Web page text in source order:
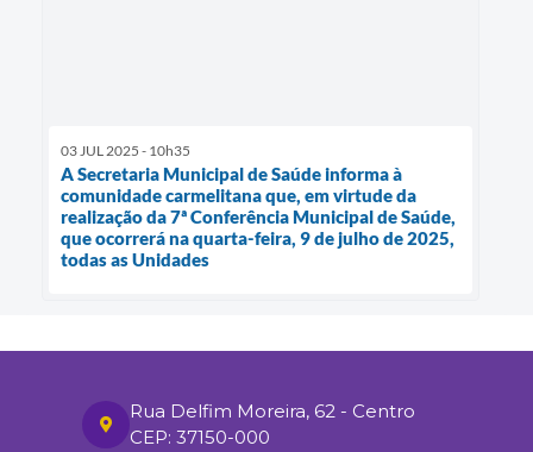
03 JUL 2025 - 10h35
A Secretaria Municipal de Saúde informa à
comunidade carmelitana que, em virtude da
realização da 7ª Conferência Municipal de Saúde,
que ocorrerá na quarta-feira, 9 de julho de 2025,
todas as Unidades
Rua Delfim Moreira, 62 - Centro
CEP: 37150-000